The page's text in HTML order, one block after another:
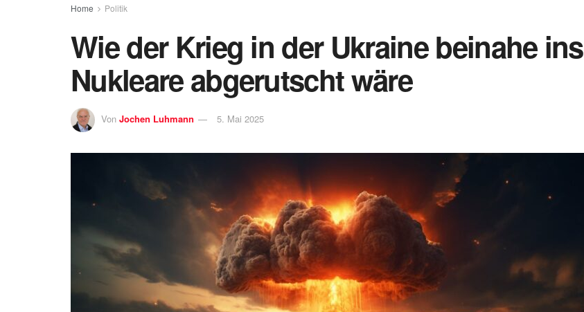
Home Politik
Wie der Krieg in der Ukraine beinahe ins
Nukleare abgerutscht wäre
Von Jochen Luhmann 5. Mai 2025